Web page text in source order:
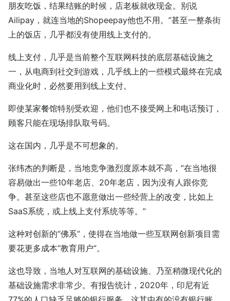
朋友吃饭，结果结账的时候，店老板就收现金。别说
Ailipay，就连当地的Shopeepay他也不用。”甚至一整条街
上的饭店，几乎都没有使用线上支付的。
线上支付，几乎是当前整个互联网科技的底层基础设施之
一，从电商到社交到游戏，几乎线上的一些模式最终在完成
商业化时，必然要用到线上支付。
即使某家餐馆特别受欢迎，他们也不接受网上和电话预订，
顾客只能在现场排队取号码。
这在国内，几乎是不可想象的。
张纬杰的判断是，当地竞争激烈度原本就不高，“在当地很
容易做出一些10年老店、20年老店，因为没有人跟你竞
争。甚至这些店也不愿意做出一些经营上的改变，比如上
SaaS系统，或上线上支付系统等等。”
这种对创新的“佛系”，使得在当地做一些互联网创新项目需
要花更多成本“教育用户”。
这也导致，当地人对互联网的基础设施、乃至稍微现代化的
基础设施需求非常少。有报告统计，2020年，印尼有近